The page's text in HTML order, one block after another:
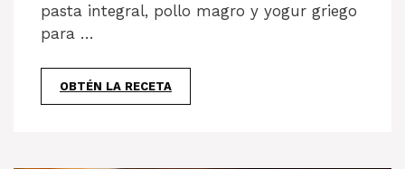
pasta integral, pollo magro y yogur griego
para …
OBTÉN LA RECETA